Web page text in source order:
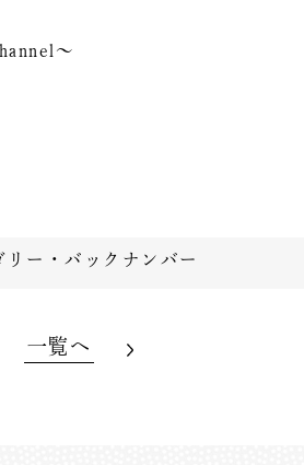
～
リー・バックナンバー
一覧へ